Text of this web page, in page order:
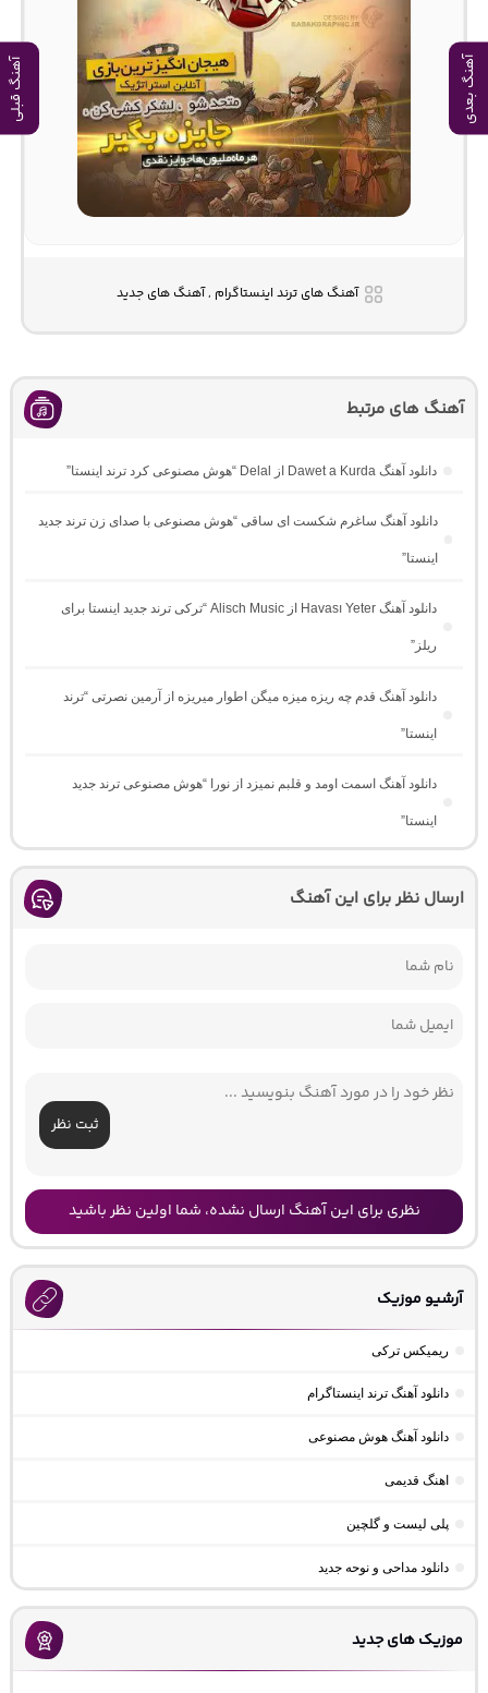
آهنگ بعدی آهنگ قبلی
آهنگ های ترند اینستاگرام , آهنگ های جدید
آهنگ های مرتبط
دانلود آهنگ Dawet a Kurda از Delal “هوش مصنوعی کرد ترند اینستا”
دانلود آهنگ ساغرم شکست ای ساقی “هوش مصنوعی با صدای زن ترند جدید
اینستا”
دانلود آهنگ Havası Yeter از Alisch Music “ترکی ترند جدید اینستا برای
ریلز”
دانلود آهنگ ﻗﺪم ﭼﻪ رﻳﺰه ﻣﻴﺰه ﻣﻴﮕﻦ اﻃﻮار ﻣﻴﺮﻳﺰه از آرمین نصرتی “ترند
اینستا”
دانلود آهنگ اسمت اومد و قلبم نمیزد از نورا “هوش مصنوعی ترند جدید
اینستا”
ارسال نظر برای این آهنگ
ثبت نظر
نظری برای این آهنگ ارسال نشده، شما اولین نظر باشید
آرشیو موزیک
ریمیکس ترکی
دانلود آهنگ ترند اینستاگرام
دانلود آهنگ هوش مصنوعی
اهنگ قدیمی
پلی لیست و گلچین
دانلود مداحی و نوحه جدید
موزیک های جدید